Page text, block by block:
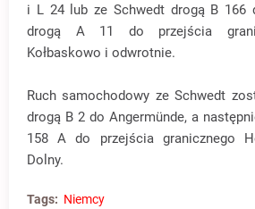
i L 24 lub ze Schwedt drogą B 166
drogą A 11 do przejścia
Kołbaskowo i odwrotnie.
Ruch samochodowy ze Schwedt
drogą B 2 do Angermünde, a
158 A do przejścia granicznego
Dolny.
Tags: Niemcy